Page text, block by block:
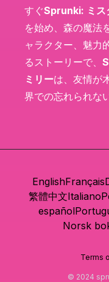
すぐSprunki: ミス
を始め、森の魔法
ャラクター、魅力
るストーリーで、
ミリーは、友情が
界での忘れられな
EnglishFrançais
繁體中文Italiano
español
Norsk
Terms
© 2024